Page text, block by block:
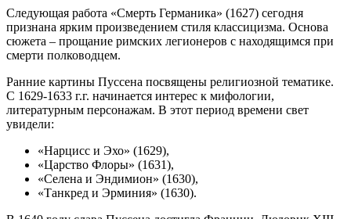
Следующая работа «Смерть Германика» (1627) сегодня
признана ярким произведением стиля классицизма. Основа
сюжета – прощание римских легионеров с находящимся при
смерти полководцем.
Ранние картины Пуссена посвящены религиозной тематике.
С 1629-1633 г.г. начинается интерес к мифологии,
литературным персонажам. В этот период времени свет
увидели:
«Нарцисс и Эхо» (1629),
«Царство Флоры» (1631),
«Селена и Эндимион» (1630),
«Танкред и Эрминия» (1630).